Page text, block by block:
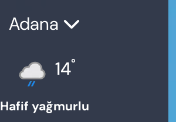
Adana
14°
Hafif yağmurlu